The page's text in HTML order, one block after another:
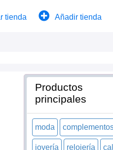
tienda Añadir tienda
Productos
principales
moda
joyería relojería